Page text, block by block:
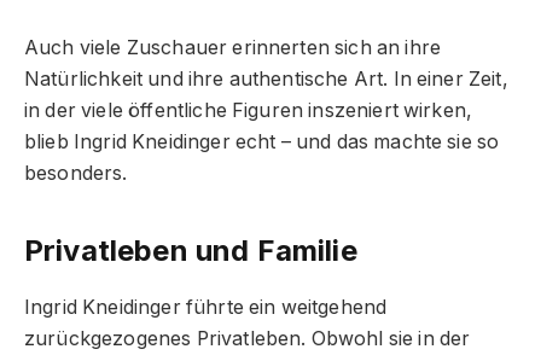
Auch viele Zuschauer erinnerten sich an ihre
Natürlichkeit und ihre authentische Art. In einer Zeit,
in der viele öffentliche Figuren inszeniert wirken,
blieb Ingrid Kneidinger echt – und das machte sie so
besonders.
Privatleben und Familie
Ingrid Kneidinger führte ein weitgehend
zurückgezogenes Privatleben. Obwohl sie in der